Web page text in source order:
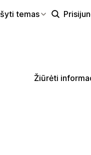
temas
Žiūrėti